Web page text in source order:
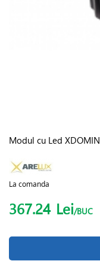
Modul cu Led
La comanda
367.24 Lei/BUC